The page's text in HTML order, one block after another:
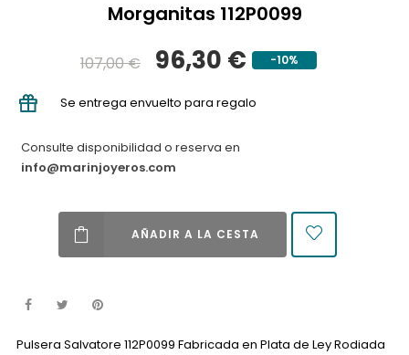
Morganitas 112P0099
107,00 € 96,30 € -10%
Se entrega envuelto para regalo
Consulte disponibilidad o reserva en
info@marinjoyeros.com
AÑADIR A LA CESTA
Pulsera Salvatore 112P0099 Fabricada en Plata de Ley Rodiada